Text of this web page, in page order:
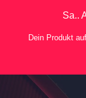
Sa..
Dein Produkt